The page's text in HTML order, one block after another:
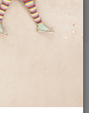
se pri tem
pri tem